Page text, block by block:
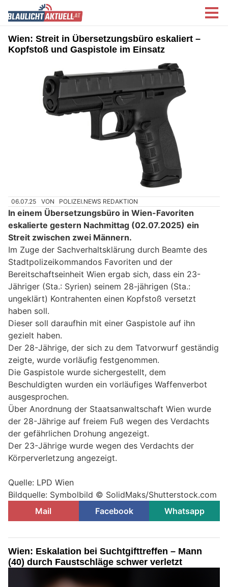
Wien: Streit in Übersetzungsbüro eskaliert –
Kopfstoß und Gaspistole im Einsatz
06.07.25 VON POLIZEI.NEWS REDAKTION
In einem Übersetzungsbüro in Wien-Favoriten
eskalierte gestern Nachmittag (02.07.2025) ein
Streit zwischen zwei Männern.
Im Zuge der Sachverhaltsklärung durch Beamte des
Stadtpolizeikommandos Favoriten und der
Bereitschaftseinheit Wien ergab sich, dass ein 23-
Jähriger (Sta.: Syrien) seinem 28-jährigen (Sta.:
ungeklärt) Kontrahenten einen Kopfstoß versetzt
haben soll.
Dieser soll daraufhin mit einer Gaspistole auf ihn
gezielt haben.
Der 28-Jährige, der sich zu dem Tatvorwurf geständig
zeigte, wurde vorläufig festgenommen.
Die Gaspistole wurde sichergestellt, dem
Beschuldigten wurden ein vorläufiges Waffenverbot
ausgesprochen.
Über Anordnung der Staatsanwaltschaft Wien wurde
der 28-Jährige auf freiem Fuß wegen des Verdachts
der gefährlichen Drohung angezeigt.
Der 23-Jährige wurde wegen des Verdachts der
Körperverletzung angezeigt.
Quelle: LPD Wien
Bildquelle: Symbolbild © SolidMaks/Shutterstock.com
Mail
Facebook Whatsapp
Wien: Eskalation bei Suchtgifttreffen – Mann
(40) durch Faustschläge schwer verletzt